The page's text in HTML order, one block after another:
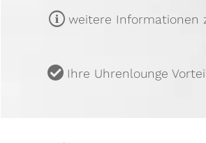
m weitere Informationen
u Ihre Uhrenlounge